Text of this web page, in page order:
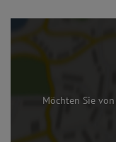
Möchten Sie